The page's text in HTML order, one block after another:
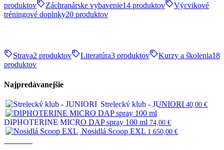
produktov
Záchranárske vybavenie14 produktov
Výcvikové
tréningové doplnky20 produktov
Strava2 produktov Literatúra3 produktov Kurzy a školenia18
produktov
Najpredávanejšie
Strelecký klub - JUNIORI 40,00 €
DIPHOTERINE MICRO DAP spray 100 ml 74,00 €
Nosidlá Scoop EXL 1 650,00 €